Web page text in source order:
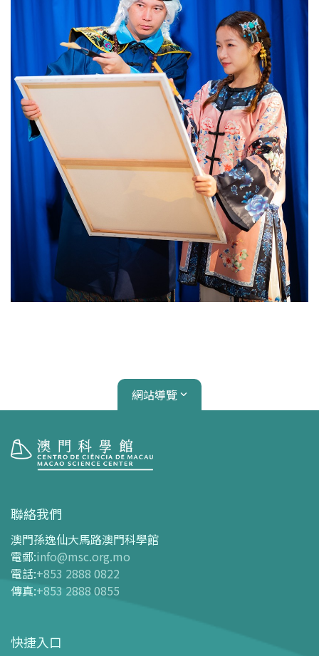
網站導覽
開放時間
交通指南
購票指南
- 網上購票
- 門票及優惠表
導覽圖
聯絡我們
澳門孫逸仙大馬路澳門科學館
電郵:info@msc.org.mo
電話:+853 2888 0822
傳真:+853 2888 0855
快捷入口